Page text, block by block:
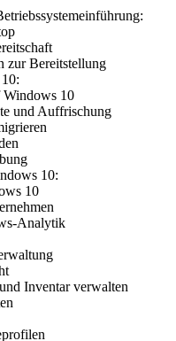
zur Bereitstellung
Windows 10
und Auffrischung
10:
10
Analytik
Inventar verwalten